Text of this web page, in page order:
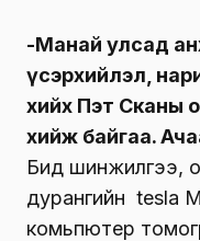
-Манай улсад
үсэрхийлэл,
хийх Пэт Сканы
хийж байгаа.
Бид шинжилгээ,
дурангийн tesla
комьпютер